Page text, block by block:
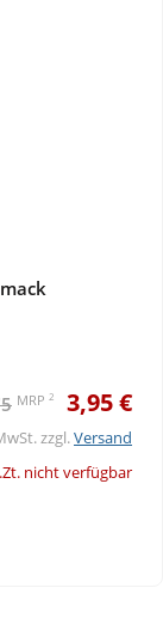
MRP 2 3,95 €
zzgl.Versand
nicht verfügbar